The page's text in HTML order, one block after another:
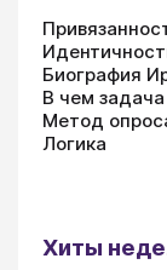
Биография
В чем
Метод
Логика
Хиты